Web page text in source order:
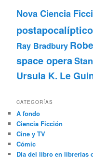
Nova Ciencia
postapocalíptico
Ray Bradbury
space opera
Ursula K. Le
CATEGORÍAS
A fondo
Ciencia Ficción
Cine y TV
Cómic
Día del libro en librerías